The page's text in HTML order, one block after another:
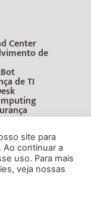
Center
de
de TI
site para
Ao continuar a
uso. Para mais
veja nossas